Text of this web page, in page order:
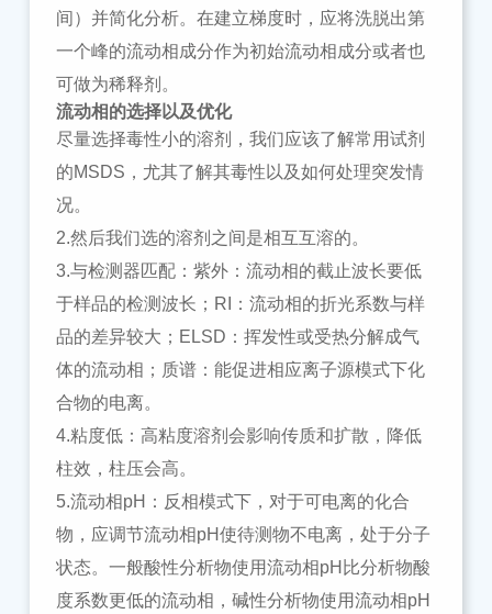
间）并简化分析。在建立梯度时，应将洗脱出第
一个峰的流动相成分作为初始流动相成分或者也
可做为稀释剂。
流动相的选择以及优化
尽量选择毒性小的溶剂，我们应该了解常用试剂
的MSDS，尤其了解其毒性以及如何处理突发情
况。
2.然后我们选的溶剂之间是相互互溶的。
3.与检测器匹配：紫外：流动相的截止波长要低
于样品的检测波长；RI：流动相的折光系数与样
品的差异较大；ELSD：挥发性或受热分解成气
体的流动相；质谱：能促进相应离子源模式下化
合物的电离。
4.粘度低：高粘度溶剂会影响传质和扩散，降低
柱效，柱压会高。
5.流动相pH：反相模式下，对于可电离的化合
物，应调节流动相pH使待测物不电离，处于分子
状态。一般酸性分析物使用流动相pH比分析物酸
度系数更低的流动相，碱性分析物使用流动相pH